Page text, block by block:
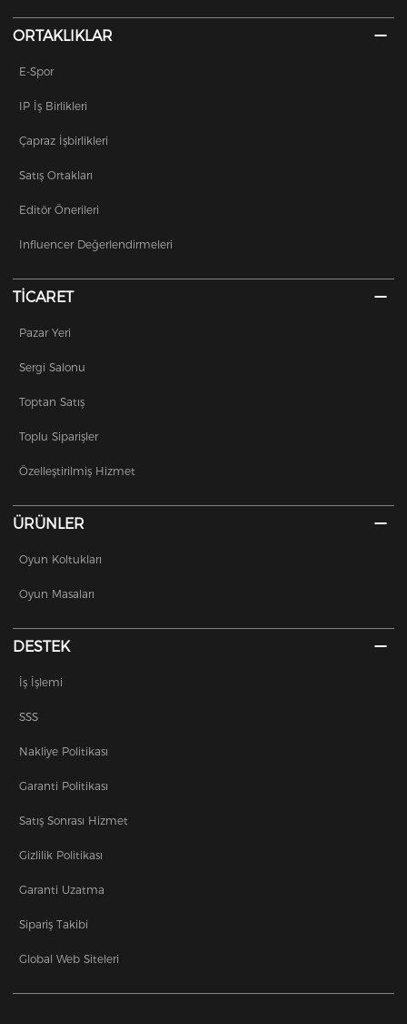
ORTAKLIKLAR
E-Spor
IP İş Birlikleri
Çapraz İşbirlikleri
Satış Ortakları
Editör Önerileri
Influencer Değerlendirmeleri
TİCARET
Pazar Yeri
Sergi Salonu
Toptan Satış
Toplu Siparişler
Özelleştirilmiş Hizmet
ÜRÜNLER
Oyun Koltukları
Oyun Masaları
DESTEK
İş İşlemi
SSS
Nakliye Politikası
Garanti Politikası
Satış Sonrası Hizmet
Gizlilik Politikası
Garanti Uzatma
Sipariş Takibi
Global Web Siteleri